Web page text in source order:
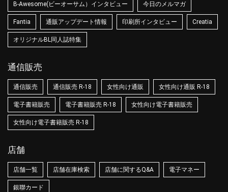
B-Awesome(ビーオーサム）インタビュー 今日のメルマガ
Fantia 通販アップデート情報 印刷所インタビュー Creatia
オリジナルBL同人誌特集
通信販売
通信販売 通信販売 R-18 女性向け通販 女性向け通販 R-18
電子書籍販売 電子書籍販売 R-18 女性向け電子書籍販売
女性向け電子書籍販売 R-18
店舗
店舗一覧 店舗在庫検索 店舗に関するQ&A 電子マネー
銀聯カード